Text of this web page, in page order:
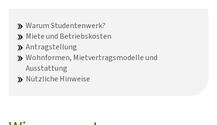
BAFÖG-ANTRAG
WISSENSWERTES
FINDE DEINE*N SACHBEARBEITER*IN
Warum Studentenwerk?
Miete und Betriebskosten
Antragstellung
Wohnformen, Mietvertragsmodelle und
Ausstattung
Nützliche Hinweise